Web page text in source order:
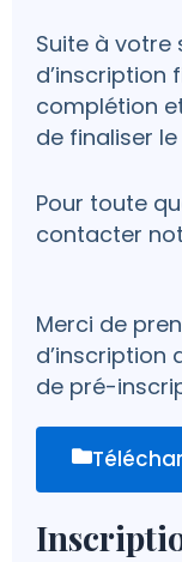
Suite à votre
d’inscription
complétion
de finaliser
Pour toute
contacter
Merci de
d’inscription
de pré-
MM